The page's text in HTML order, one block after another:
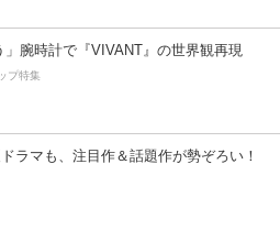
」腕時計で『VIVANT』の世界観再現
プ特集
ラマも、注目作＆話題作が勢ぞろい！